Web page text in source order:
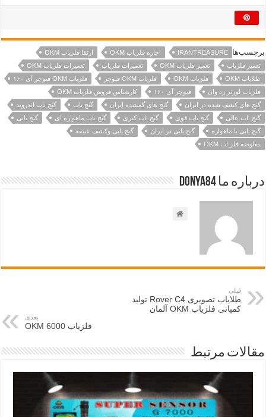
برچسب‌ها IRANTREASURE اجاره فلزیاب OKM
ارتقا فلزیاب OKM
تعمیر فلزیاب
تعمیر فلزیاب OKM تعمیرات فلزیاب
تعمیرات فلزیاب OKM
طلایاب OKM
فلزیاب OKM فلزیاب OKM فیوچر
فلزیاب OKM فیوچر آی ۱۶۰
فلزیاب لورنز زد وان
فیوچر آی ۱۶۰
کارشناس فروش فلزیاب OKM
گنج های کشف شده در ایران
گنج های گمشده ایران گنج یاب
گنج یاب اندروید
گنج یاب عالی
گنج یاب قوی گنج یاب کبری گنج یاب ماهواره ای
گنج یابی
گنج یابی با ماهواره
گنج یابی در ایران
گنج یابی وکشف عتیقه
معاوضه فلزیاب OKM
درباره ما Donya84
قبلی
طلایاب تصویری Rover C4 تولید
کمپانی فلزیاب OKM آلمان
بعدی
فلزیاب OKM 6000
مقالات مرتبط